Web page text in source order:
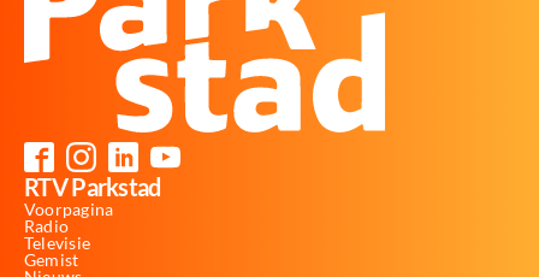
RTV Parkstad
Voorpagina
Radio
Televisie
Gemist